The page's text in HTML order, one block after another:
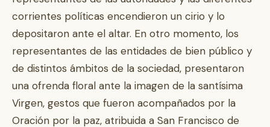
corrientes políticas encendieron un cirio y lo
depositaron ante el altar. En otro momento, los
representantes de las entidades de bien público y
de distintos ámbitos de la sociedad, presentaron
una ofrenda floral ante la imagen de la santísima
Virgen, gestos que fueron acompañados por la
Oración por la paz, atribuida a San Francisco de